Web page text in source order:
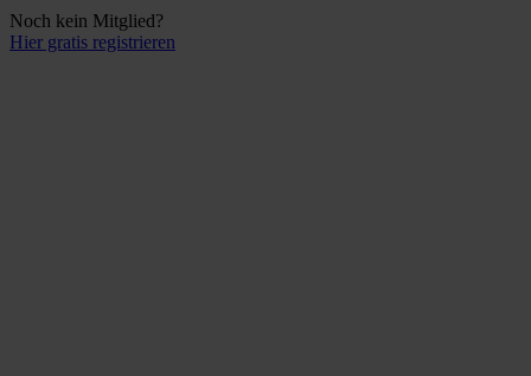
Noch kein Mitglied?
Hier gratis registrieren